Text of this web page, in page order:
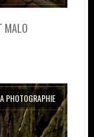
MALO
PHOTOGRAPHIE